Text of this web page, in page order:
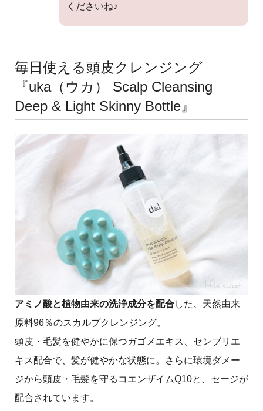
くださいね♪
毎日使える頭皮クレンジング
『uka（ウカ） Scalp Cleansing
Deep & Light Skinny Bottle』
アミノ酸と植物由来の洗浄成分を配合した、天然由来
原料96％のスカルプクレンジング。
頭皮・毛髪を健やかに保つガゴメエキス、センブリエ
キス配合で、髪が健やかな状態に。さらに環境ダメー
ジから頭皮・毛髪を守るコエンザイムQ10と、セージが
配合されています。